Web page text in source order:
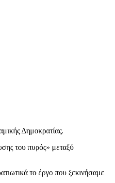
Δημοκρατίας.
του πυρός» μεταξύ
το έργο που ξεκινήσαμε